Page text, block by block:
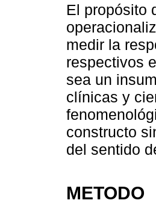
El propósito
medir la
respectivos
sea un
clínicas y
constructo
del sentido
METODO